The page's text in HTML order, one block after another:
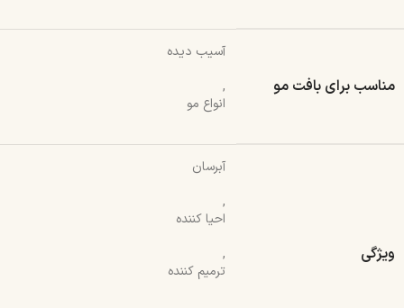
مناسب برای بافت مو
آسیب دیده
,
انواع مو
ویژگی
آبرسان
,
احیا کننده
,
ترمیم کننده